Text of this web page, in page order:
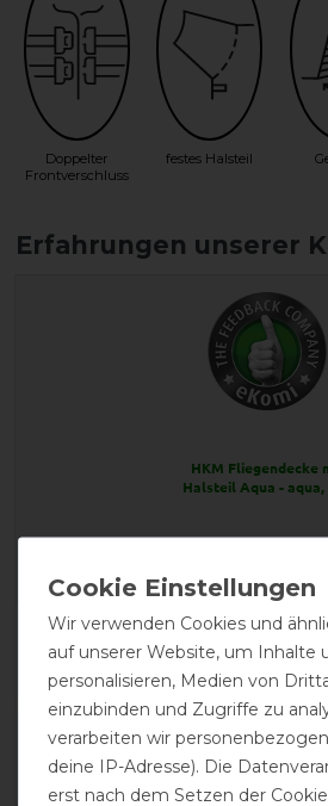
Doppelter
Frontverschluss
festes Halsteil
HKM Fliegendecke
Halsteil Aqua - aqua,
Product
1
Product Rating
3/5
Wir verwenden Cookies und
auf unserer Website, um Inhalte
personalisieren, Medien von
einzubinden und Zugriffe zu
verarbeiten wir
deine IP-Adresse). Die
erst nach dem Setzen der